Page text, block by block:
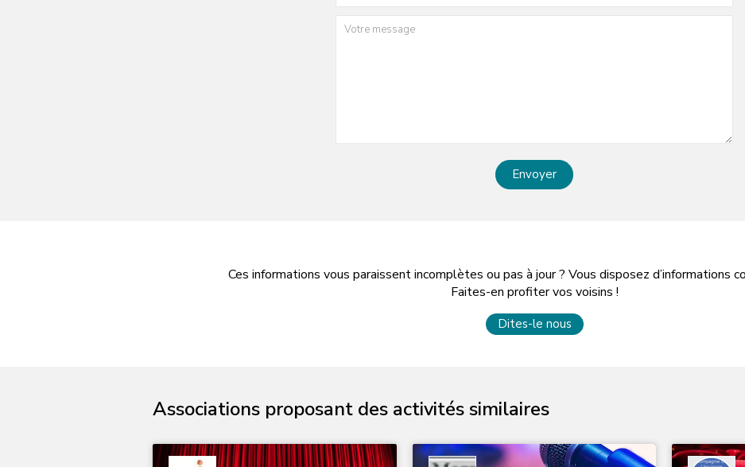
Envoyer
Ces informations vous paraissent incomplètes ou pas à jour ? Vous disposez d’informations
Faites-en profiter vos voisins !
Dites-le nous
Associations proposant des activités similaires